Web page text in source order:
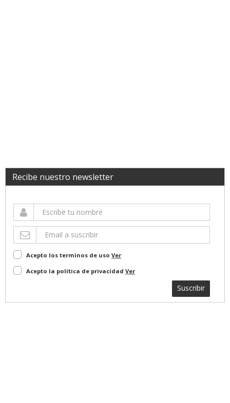
Recibe nuestro newsletter
Acepto los terminos de uso Ver
Acepto la política de privacidad Ver
Suscribir